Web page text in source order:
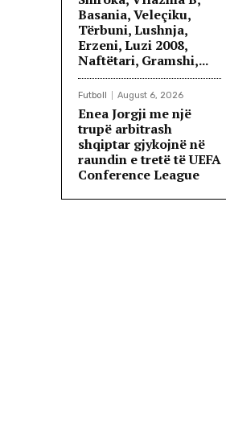
Basania, Veleçiku,
Tërbuni, Lushnja,
Erzeni, Luzi 2008,
Naftëtari, Gramshi,...
Futboll August 6, 2026
Enea Jorgji me një
trupë arbitrash
shqiptar gjykojnë në
raundin e tretë të UEFA
Conference League